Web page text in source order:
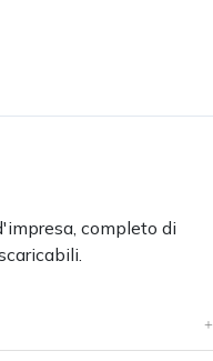
completo di